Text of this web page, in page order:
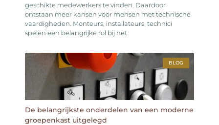
geschikte medewerkers te vinden. Daardoor
ontstaan meer kansen voor mensen met technische
vaardigheden. Monteurs, installateurs, technici
spelen een belangrijke rol bij het
BLOG
De belangrijkste onderdelen van een moderne
groepenkast uitgelegd